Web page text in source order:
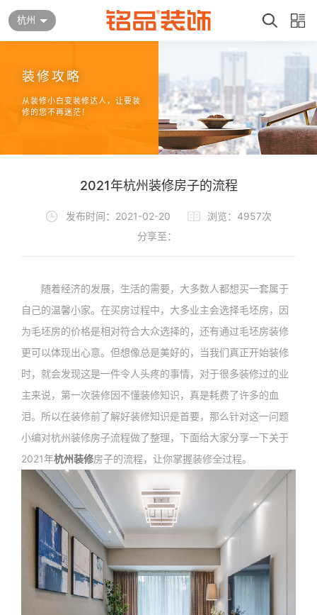
杭州
装修攻略
从装修小白变装修达人，让要装
修的您不再迷茫！
2021年杭州装修房子的流程
发布时间：2021-02-20
浏览：4957次
分享至：
随着经济的发展，生活的需要，大多数人都想买一套属于
自己的温馨小家。在买房过程中，大多业主会选择毛坯房，因
为毛坯房的价格是相对符合大众选择的，还有通过毛坯房装修
更可以体现出心意。但想像总是美好的，当我们真正开始装修
时，就会发现这是一件令人头疼的事情，对于很多装修过的业
主来说，第一次装修因不懂装修知识，真是耗费了许多的血
泪。所以在装修前了解好装修知识是首要，那么针对这一问题
小编对杭州装修房子流程做了整理，下面给大家分享一下关于
2021年杭州装修房子的流程，让你掌握装修全过程。